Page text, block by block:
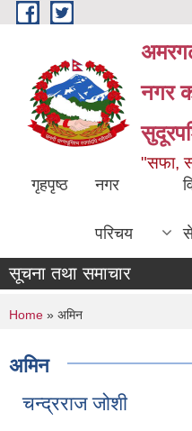
Skip to main content
नगर
"सफा,
गृहपृष्ठ नगर
परिचय
सूचना तथा समाचार
You are here
Home » अमिन
अमिन
चन्द्रराज जोशी